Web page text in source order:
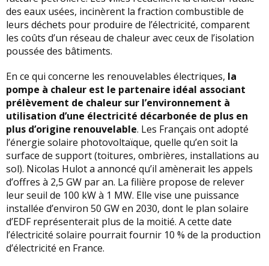
des eaux usées, incinèrent la fraction combustible de
leurs déchets pour produire de l’électricité, comparent
les coûts d’un réseau de chaleur avec ceux de l’isolation
poussée des bâtiments.
En ce qui concerne les renouvelables électriques, la
pompe à chaleur est le partenaire idéal associant
prélèvement de chaleur sur l’environnement à
utilisation d’une électricité décarbonée de plus en
plus d’origine renouvelable. Les Français ont adopté
l’énergie solaire photovoltaïque, quelle qu’en soit la
surface de support (toitures, ombrières, installations au
sol). Nicolas Hulot a annoncé qu’il amènerait les appels
d’offres à 2,5 GW par an. La filière propose de relever
leur seuil de 100 kW à 1 MW. Elle vise une puissance
installée d’environ 50 GW en 2030, dont le plan solaire
d’EDF représenterait plus de la moitié. A cette date
l’électricité solaire pourrait fournir 10 % de la production
d’électricité en France.